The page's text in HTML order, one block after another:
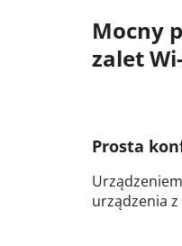
Mocny
zalet
Prosta
urządzenia